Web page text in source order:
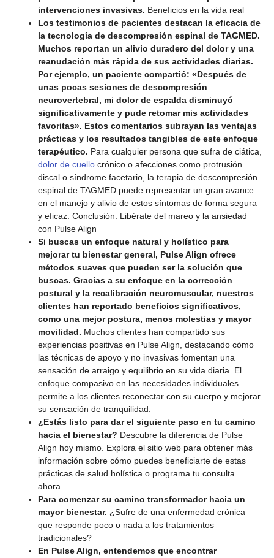
intervenciones invasivas. Beneficios en la vida real
Los testimonios de pacientes destacan la eficacia de
la tecnología de descompresión espinal de TAGMED.
Muchos reportan un alivio duradero del dolor y una
reanudación más rápida de sus actividades diarias.
Por ejemplo, un paciente compartió: «Después de
unas pocas sesiones de descompresión
neurovertebral, mi dolor de espalda disminuyó
significativamente y pude retomar mis actividades
favoritas». Estos comentarios subrayan las ventajas
prácticas y los resultados tangibles de este enfoque
terapéutico. Para cualquier persona que sufra de ciática,
dolor de cuello crónico o afecciones como protrusión
discal o síndrome facetario, la terapia de descompresión
espinal de TAGMED puede representar un gran avance
en el manejo y alivio de estos síntomas de forma segura
y eficaz. Conclusión: Libérate del mareo y la ansiedad
con Pulse Align
Si buscas un enfoque natural y holístico para
mejorar tu bienestar general, Pulse Align ofrece
métodos suaves que pueden ser la solución que
buscas. Gracias a su enfoque en la corrección
postural y la recalibración neuromuscular, nuestros
clientes han reportado beneficios significativos,
como una mejor postura, menos molestias y mayor
movilidad. Muchos clientes han compartido sus
experiencias positivas en Pulse Align, destacando cómo
las técnicas de apoyo y no invasivas fomentan una
sensación de arraigo y equilibrio en su vida diaria. El
enfoque compasivo en las necesidades individuales
permite a los clientes reconectar con su cuerpo y mejorar
su sensación de tranquilidad.
¿Estás listo para dar el siguiente paso en tu camino
hacia el bienestar? Descubre la diferencia de Pulse
Align hoy mismo. Explora el sitio web para obtener más
información sobre cómo puedes beneficiarte de estas
prácticas de salud holística o programa tu consulta
ahora.
Para comenzar su camino transformador hacia un
mayor bienestar. ¿Sufre de una enfermedad crónica
que responde poco o nada a los tratamientos
tradicionales?
En Pulse Align, entendemos que encontrar